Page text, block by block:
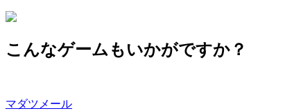
こんなゲームもいかがですか？
マダツメール